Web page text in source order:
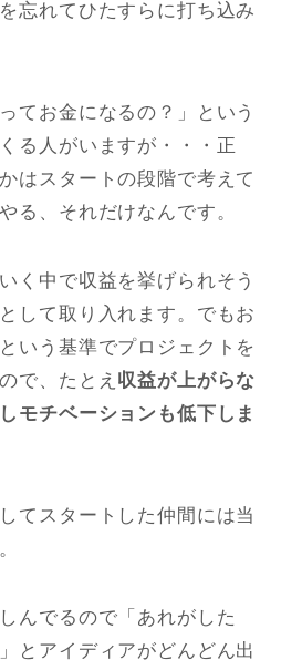
忘れてひたすらに打ち込み
てお金になるの？」という
る人がいますが・・・正
はスタートの段階で考えて
る、それだけなんです。
く中で収益を挙げられそう
して取り入れます。でもお
いう基準でプロジェクトを
で、たとえ 収益が上がらな
モチベーションも低下しま
てスタートした仲間には当
んでるので「あれがした
とアイディアがどんどん出